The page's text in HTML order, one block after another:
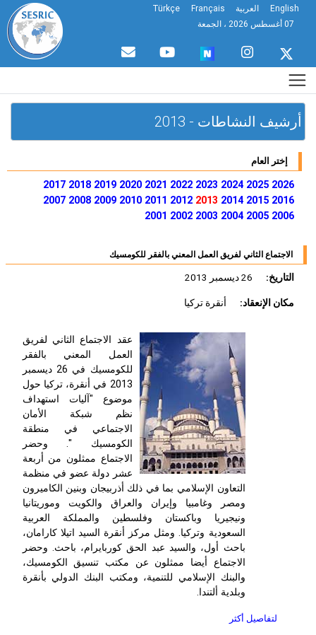
English العربية Français
Türkçe
أرشيف النشاطات - 2013
إختر العام
2026
2025
2024
2023
2022
2021
2020
2019
2018
2017
2016
2015
2014
2013
2012
2011
2010
2009
2008
2007
2006
2005
2004
2003
2002
2001
الاجتماع الثاني لفريق العمل المعني بالفقر للكومسيك
التاريخ:
مكان الإنعقاد:
أنقرة تركيا
عقد الاجتماع الثاني لفريق
العمل المعني بالفقر
للكومسيك في 26 ديسمبر
2013 في أنقرة، تركيا حول
موضوع "آليات استهداف
نظم شبكة الأمان
الاجتماعي في منطقة
الكومسيك ". وحضر
الاجتماع ممثلون من أربعة
عشر دولة عضو في منظمة
التعاون الإسلامي بما في ذلك أذربيجان وبنين الكاميرون
ومصر وغامبيا وإيران والعراق والكويت وموريتانيا
ونيجيريا وباكستان وفلسطين والمملكة العربية
السعودية وتركيا. ومثل مركز أنقرة السيد اتيلا كارامان،
باحث أول، والسيد عبد الحق كوربايرام، باحث. وحضر
الاجتماع أيضا ممثلون عن مكتب تنسيق الكومسيك،
والبنك الإسلامي للتنمية، ومكتب البنك الدولي بأنقرة
وبلدية ألتندا.
لتفاصيل أكثر